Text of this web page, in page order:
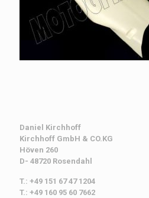
Daniel Kirchhoff
Kirchhoff GmbH & CO.KG
Höven 260
D- 48720 Rosendahl
T.: +49 151 67 47 1204
T.: +49 160 95 60 7662